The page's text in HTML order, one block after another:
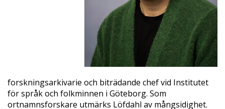
forskningsarkivarie och biträdande chef vid Institutet
för språk och folkminnen i Göteborg. Som
ortnamnsforskare utmärks Löfdahl av mångsidighet.